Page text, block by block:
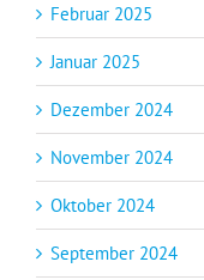
Februar 2025
Januar 2025
Dezember 2024
November 2024
Oktober 2024
September 2024